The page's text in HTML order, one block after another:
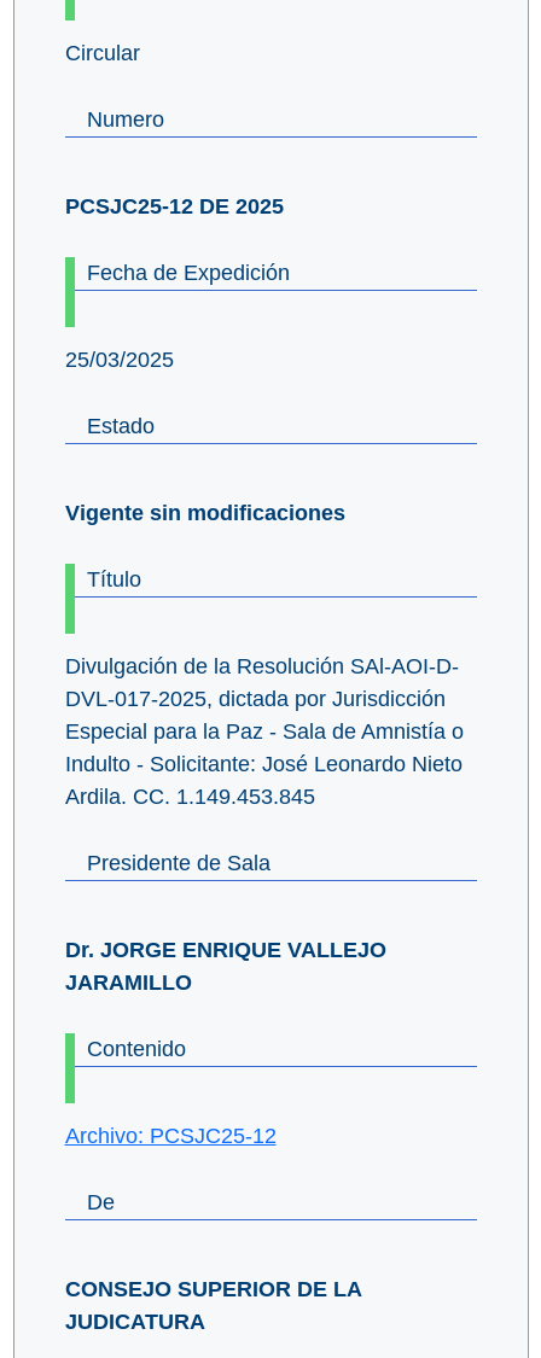
Circular
Numero
PCSJC25-12 DE 2025
Fecha de Expedición
25/03/2025
Estado
Vigente sin modificaciones
Título
Divulgación de la Resolución SAl-AOI-D-
DVL-017-2025, dictada por Jurisdicción
Especial para la Paz - Sala de Amnistía o
Indulto - Solicitante: José Leonardo Nieto
Ardila. CC. 1.149.453.845
Presidente de Sala
Dr. JORGE ENRIQUE VALLEJO
JARAMILLO
Contenido
Archivo: PCSJC25-12
De
CONSEJO SUPERIOR DE LA
JUDICATURA